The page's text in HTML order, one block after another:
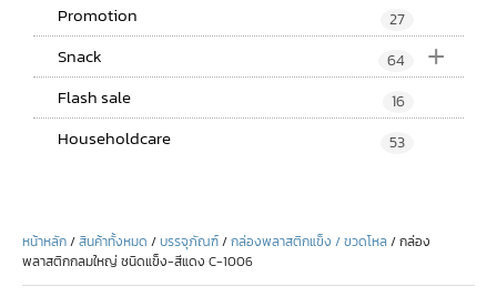
Promotion 27
+
Snack 64
Flash sale 16
Householdcare 53
หน้าหลัก/สินค้าทั้งหมด /บรรจุภัณฑ์/กล่องพลาสติกแข็ง / ขวดโหล/ กล่อง
พลาสติกกลมใหญ่ ชนิดแข็ง-สีแดง C-1006